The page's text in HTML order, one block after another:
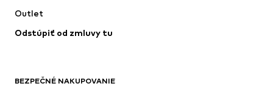
Outlet
Odstúpiť od zmluvy tu
BEZPEČNÉ NAKUPOVANIE